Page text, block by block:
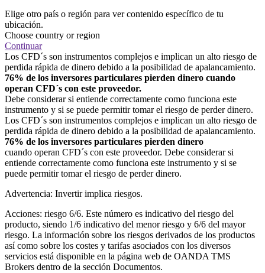
Elige otro país o región para ver contenido específico de tu
ubicación.
Choose country or region
Continuar
Los CFD´s son instrumentos complejos e implican un alto riesgo de
perdida rápida de dinero debido a la posibilidad de apalancamiento.
76% de los inversores particulares pierden dinero cuando
operan CFD´s con este proveedor.
Debe considerar si entiende correctamente como funciona este
instrumento y si se puede permitir tomar el riesgo de perder dinero.
Los CFD´s son instrumentos complejos e implican un alto riesgo de
perdida rápida de dinero debido a la posibilidad de apalancamiento.
76% de los inversores particulares pierden dinero
cuando operan CFD´s con este proveedor. Debe considerar si
entiende correctamente como funciona este instrumento y si se
puede permitir tomar el riesgo de perder dinero.
Advertencia: Invertir implica riesgos.
Acciones: riesgo 6/6. Este número es indicativo del riesgo del
producto, siendo 1/6 indicativo del menor riesgo y 6/6 del mayor
riesgo. La información sobre los riesgos derivados de los productos
así como sobre los costes y tarifas asociados con los diversos
servicios está disponible en la página web de OANDA TMS
Brokers dentro de la sección Documentos.